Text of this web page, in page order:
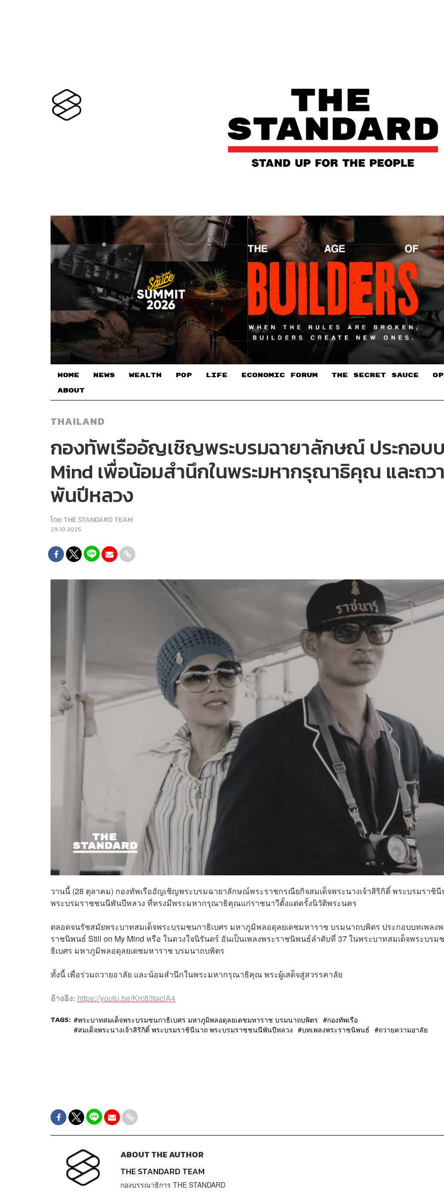
HOME NEWS WEALTH POP LIFE ECONOMIC FORUM THE SECRET SAUCE​
ABOUT
THAILAND
กองทัพเรืออัญเชิญพระบรมฉายาลักษณ์ ประกอบ
Mind เพื่อน้อมสำนึกในพระมหากรุณาธิคุณ และถว
พันปีหลวง
โดย THE STANDARD TEAM
29.10.2025
วานนี้ (28 ตุลาคม) กองทัพเรืออัญเชิญพระบรมฉายาลักษณ์พระราชกรณียกิจสมเด็จพระนางเจ้าสิริกิติ์ พระบรมราชินี
พระบรมราชชนนีพันปีหลวง ที่ทรงมีพระมหากรุณาธิคุณแก่ราชนาวีตั้งแต่ครั้งนิวัติพระนคร
ตลอดจนรัชสมัยพระบาทสมเด็จพระบรมชนกาธิเบศร มหาภูมิพลอดุลยเดชมหาราช บรมนาถบพิตร ประกอบบทเพลงพ
ราชนิพนธ์ Still on My Mind หรือ ในดวงใจนิรันดร์ อันเป็นเพลงพระราชนิพนธ์ลำดับที่ 37 ในพระบาทสมเด็จพระบรม
ธิเบศร มหาภูมิพลอดุลยเดชมหาราช บรมนาถบพิตร
ทั้งนี้ เพื่อร่วมถวายอาลัย และน้อมสำนึกในพระมหากรุณาธิคุณ พระผู้เสด็จสู่สวรรคาลัย
อ้างอิง: https://youtu.be/Krc83taclA4
TAGS: พระบาทสมเด็จพระบรมชนกาธิเบศร มหาภูมิพลอดุลยเดชมหาราช บรมนาถบพิตร
กองทัพเรือ
สมเด็จพระนางเจ้าสิริกิติ์ พระบรมราชินีนาถ พระบรมราชชนนีพันปีหลวง
บทเพลงพระราชนิพนธ์ ถวายความอาลัย
ABOUT THE AUTHOR
THE STANDARD TEAM
กองบรรณาธิการ THE STANDARD